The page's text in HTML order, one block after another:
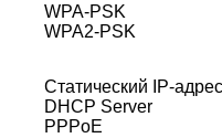
WPA-PSK
WPA2-PSK
Cтатический IP-адрес
DHCP Server
PPPoE